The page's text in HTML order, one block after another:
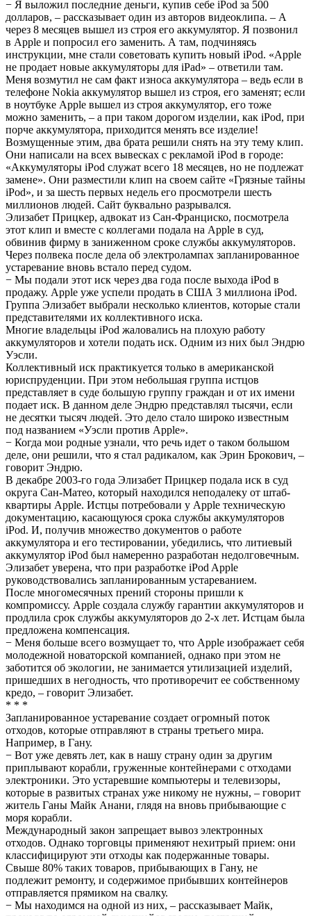
− Я выложил последние деньги, купив себе iPоd за 500
долларов, – рассказывает один из авторов видеоклипа. – А
через 8 месяцев вышел из строя его аккумулятор. Я позвонил
в Apple и попросил его заменить. А там, подчиняясь
инструкции, мне стали советовать купить новый iPоd. «Apple
не продает новые аккумуляторы для iPad» – ответили там.
Меня возмутил не сам факт износа аккумулятора – ведь если в
телефоне Nokia аккумулятор вышел из строя, его заменят; если
в ноутбуке Apple вышел из строя аккумулятор, его тоже
можно заменить, – а при таком дорогом изделии, как iPоd, при
порче аккумулятора, приходится менять все изделие!
Возмущенные этим, два брата решили снять на эту тему клип.
Они написали на всех вывесках с рекламой iPоd в городе:
«Аккумуляторы iPоd служат всего 18 месяцев, но не подлежат
замене». Они разместили клип на своем сайте «Грязные тайны
iPоd», и за шесть первых недель его просмотрели шесть
миллионов людей. Сайт буквально разрывался.
Элизабет Прицкер, адвокат из Сан-Франциско, посмотрела
этот клип и вместе с коллегами подала на Apple в суд,
обвинив фирму в заниженном сроке службы аккумуляторов.
Через полвека после дела об электролампах запланированное
устаревание вновь встало перед судом.
− Мы подали этот иск через два года после выхода iPоd в
продажу. Apple уже успели продать в США 3 миллиона iPоd.
Группа Элизабет выбрали несколько клиентов, которые стали
представителями их коллективного иска.
Многие владельцы iPоd жаловались на плохую работу
аккумуляторов и хотели подать иск. Одним из них был Эндрю
Уэсли.
Коллективный иск практикуется только в американской
юриспруденции. При этом небольшая группа истцов
представляет в суде большую группу граждан и от их имени
подает иск. В данном деле Эндрю представлял тысячи, если
не десятки тысяч людей. Это дело стало широко известным
под названием «Уэсли против Apple».
− Когда мои родные узнали, что речь идет о таком большом
деле, они решили, что я стал радикалом, как Эрин Брокович, –
говорит Эндрю.
В декабре 2003-го года Элизабет Прицкер подала иск в суд
округа Сан-Матео, который находился неподалеку от штаб-
квартиры Apple. Истцы потребовали у Apple техническую
документацию, касающуюся срока службы аккумуляторов
iPоd. И, получив множество документов о работе
аккумулятора и его тестировании, убедились, что литиевый
аккумулятор iPоd был намеренно разработан недолговечным.
Элизабет уверена, что при разработке iPоd Apple
руководствовались запланированным устареванием.
После многомесячных прений стороны пришли к
компромиссу. Apple создала службу гарантии аккумуляторов и
продлила срок службы аккумуляторов до 2-х лет. Истцам была
предложена компенсация.
− Меня больше всего возмущает то, что Apple изображает себя
молодежной новаторской компанией, однако при этом не
заботится об экологии, не занимается утилизацией изделий,
пришедших в негодность, что противоречит ее собственному
кредо, – говорит Элизабет.
* * *
Запланированное устаревание создает огромный поток
отходов, которые отправляют в страны третьего мира.
Например, в Гану.
− Вот уже девять лет, как в нашу страну один за другим
приплывают корабли, груженные контейнерами с отходами
электроники. Это устаревшие компьютеры и телевизоры,
которые в развитых странах уже никому не нужны, – говорит
житель Ганы Майк Анани, глядя на вновь прибывающие с
моря корабли.
Международный закон запрещает вывоз электронных
отходов. Однако торговцы применяют нехитрый прием: они
классифицируют эти отходы как подержанные товары.
Свыше 80% таких товаров, прибывающих в Гану, не
подлежит ремонту, и содержимое прибывших контейнеров
отправляется прямиком на свалку.
− Мы находимся на одной из них, – рассказывает Майк,